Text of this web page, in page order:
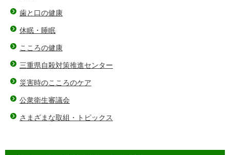
歯と口の健康
休眠・睡眠
こころの健康
三重県自殺対策推進センター
災害時のこころのケア
公衆衛生審議会
さまざまな取組・トピックス